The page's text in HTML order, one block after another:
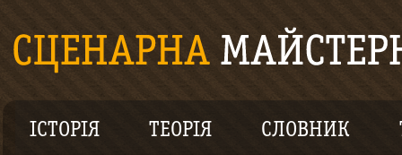
ІСТОРІЯ ТЕОРІЯ СЛОВНИК